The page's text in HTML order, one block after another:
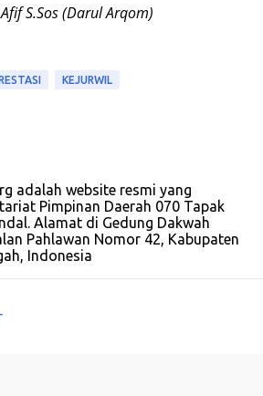
S.Sos (Darul Arqom)
KEJURWIL
adalah website resmi yang
Pimpinan Daerah 070 Tapak
Alamat di Gedung Dakwah
Pahlawan Nomor 42, Kabupaten
Indonesia